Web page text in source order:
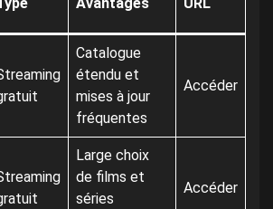
Catalogue
étendu et
mises à jour
fréquentes
Accéder
Large choix
de films et
séries
Accéder